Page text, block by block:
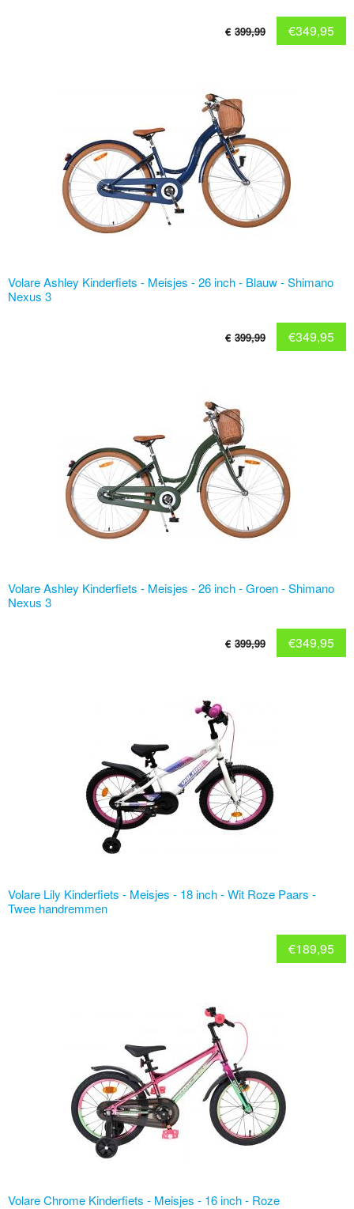
€ 399,99 €349,95
Volare Ashley Kinderfiets - Meisjes - 26 inch - Blauw - Shimano
Nexus 3
€ 399,99 €349,95
Volare Ashley Kinderfiets - Meisjes - 26 inch - Groen - Shimano
Nexus 3
€ 399,99 €349,95
Volare Lily Kinderfiets - Meisjes - 18 inch - Wit Roze Paars -
Twee handremmen
€189,95
Volare Chrome Kinderfiets - Meisjes - 16 inch - Roze